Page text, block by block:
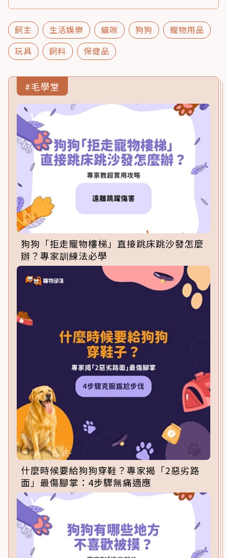
飼主 生活娛樂 貓咪 狗狗
寵物用品
玩具
飼料 保健品
#毛學堂
狗狗「拒走寵物樓梯」直接跳床跳沙發怎麼
辦？專家訓練法必學
什麼時候要給狗狗穿鞋？專家揭「2惡劣路
面」最傷腳掌：4步驟無痛適應